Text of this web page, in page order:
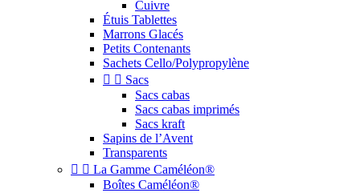
Cuivre
Étuis Tablettes
Marrons Glacés
Petits Contenants
Sachets Cello/Polypropylène
  Sacs
Sacs cabas
Sacs cabas imprimés
Sacs kraft
Sapins de l’Avent
Transparents
  La Gamme Caméléon®
Boîtes Caméléon®